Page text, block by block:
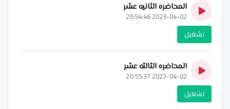
المحاضره الثانيه عشر
2023-04-02 20:54:46
تشغيل
المحاضره الثالثه عشر
2023-04-02 20:55:37
تشغيل